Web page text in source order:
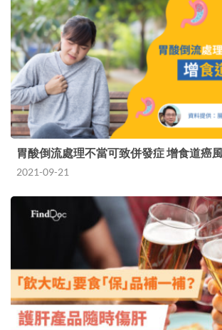
胃酸倒流處理不當可致併發症 增食道癌
2021-09-21